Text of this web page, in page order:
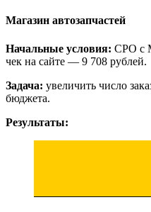
Магазин автозапчастей
Начальные условия: CPO с
чек на сайте — 9 708 рублей.
Задача: увеличить число
бюджета.
Результаты: